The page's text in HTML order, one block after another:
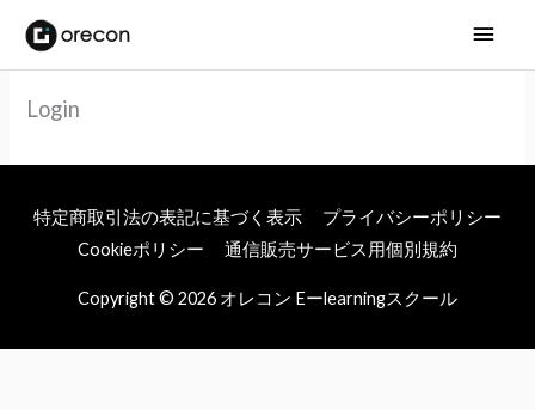
メ
イ
メ
ニ
Login
特定商取引法の表記に基づく表示
プライバシーポリシー
Cookieポリシー
通信販売サービス用個別規約
Copyright © 2026 オレコン Eーlearningスクール